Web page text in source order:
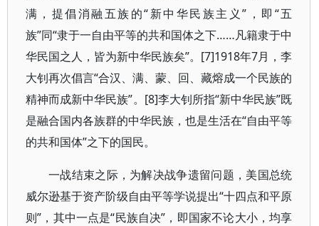
满，提倡消融五族的“新中华民族主义”，即“五
族”同“隶于一自由平等的共和国体之下……凡籍隶于中
华民国之人，皆为新中华民族矣”。[7]1918年7月，李
大钊再次倡言“合汉、满、蒙、回、藏熔成一个民族的
精神而成新中华民族”。[8]李大钊所指“新中华民族”既
是融合国内各族群的中华民族，也是生活在“自由平等
的共和国体”之下的国民。
一战结束之际，为解决战争遗留问题，美国总统
威尔逊基于资产阶级自由平等学说提出“十四点和平原
则”，其中一点是“民族自决”，即国家不论大小，均享